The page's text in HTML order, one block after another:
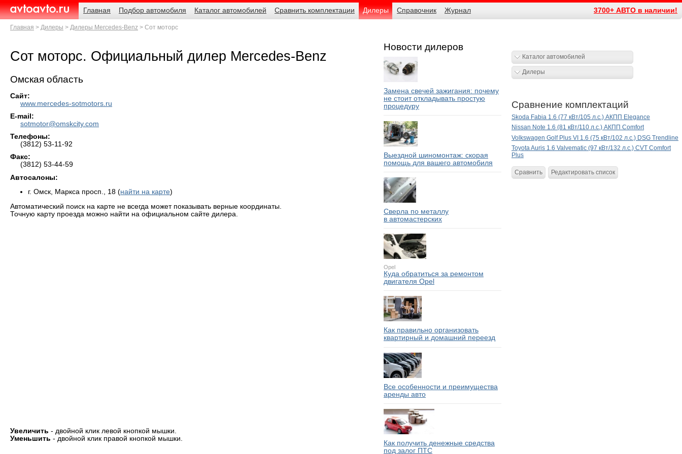
AvtoAvto.ru
Навигация
Главная
Подбор автомобиля Каталог автомобилей Сравнить комплектации Дилеры Справочник Журнал 3700+ АВТО в наличии!
Родительские
страницы
Главная Дилеры Дилеры Mercedes-Benz Сот моторс
Сот моторс. Официальный дилер Mercedes-Benz
Омская область
Сайт:
www.mercedes-sotmotors.ru
E-mail:
sotmotor@omskcity.com
Телефоны:
(3812) 53-11-92
Факс:
(3812) 53-44-59
Автосалоны:
г. Омск, Маркса просп., 18 (найти на карте)
Автоматический поиск на карте не всегда может показывать верные координаты.
Точную карту проезда можно найти на официальном сайте дилера.
Увеличить - двойной клик левой кнопкой мышки.
Уменьшить - двойной клик правой кнопкой мышки.
Новости дилеров
Замена свечей зажигания: почему
не стоит откладывать простую
процедуру
Выездной шиномонтаж: скорая
помощь для вашего автомобиля
Сверла по металлу
в автомастерских
Opel
Куда обратиться за ремонтом
двигателя Opel
Как правильно организовать
квартирный и домашний переезд
Все особенности и преимущества
аренды авто
Как получить денежные средства
под залог ПТС
Каталог автомобилей
Дилеры
Сравнение комплектаций
Skoda Fabia 1.6 (77 кВт/105 л.с.) АКПП Elegance
Nissan Note 1.6 (81 кВт/110 л.с.) АКПП Comfort
Volkswagen Golf Plus VI 1.6 (75 кВт/102 л.с.) DSG Trendline
Toyota Auris 1.6 Valvematic (97 кВт/132 л.с.) CVT Comfort
Plus
Сравнить Редактировать список